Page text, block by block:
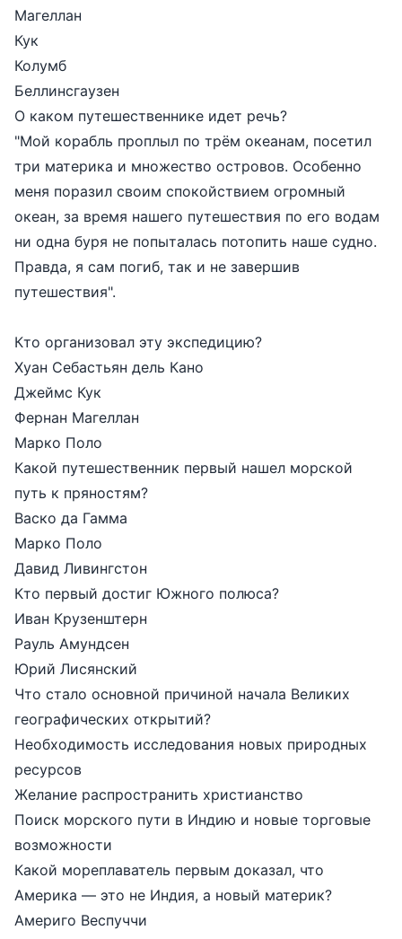
Магеллан
Кук
Колумб
Беллинсгаузен
О каком путешественнике идет речь?
"Мой корабль проплыл по трём океанам, посетил
три материка и множество островов. Особенно
меня поразил своим спокойствием огромный
океан, за время нашего путешествия по его водам
ни одна буря не попыталась потопить наше судно.
Правда, я сам погиб, так и не завершив
путешествия".
Кто организовал эту экспедицию?
Хуан Себастьян дель Кано
Джеймс Кук
Фернан Магеллан
Марко Поло
Какой путешественник первый нашел морской
путь к пряностям?
Васко да Гамма
Марко Поло
Давид Ливингстон
Кто первый достиг Южного полюса?
Иван Крузенштерн
Рауль Амундсен
Юрий Лисянский
Что стало основной причиной начала Великих
географических открытий?
Необходимость исследования новых природных
ресурсов
Желание распространить христианство
Поиск морского пути в Индию и новые торговые
возможности
Какой мореплаватель первым доказал, что
Америка — это не Индия, а новый материк?
Америго Веспуччи